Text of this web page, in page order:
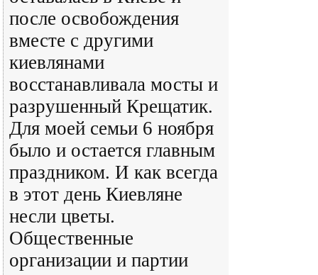
после освобождения
вместе с другими
киевлянами
восстанавливала мосты и
разрушенный Крещатик.
Для моей семьи 6 ноября
было и остается главным
праздником. И как всегда
в этот день Киевляне
несли цветы.
Общественные
организации и партии